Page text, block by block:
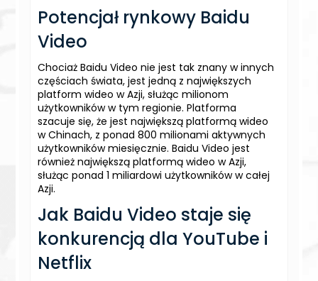
Potencjał rynkowy Baidu
Video
Chociaż Baidu Video nie jest tak znany w innych
częściach świata, jest jedną z największych
platform wideo w Azji, służąc milionom
użytkowników w tym regionie. Platforma
szacuje się, że jest największą platformą wideo
w Chinach, z ponad 800 milionami aktywnych
użytkowników miesięcznie. Baidu Video jest
również największą platformą wideo w Azji,
służąc ponad 1 miliardowi użytkowników w całej
Azji.
Jak Baidu Video staje się
konkurencją dla YouTube i
Netflix